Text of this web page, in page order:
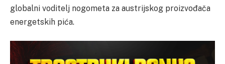
globalni voditelj nogometa za austrijskog proizvođača
energetskih pića.